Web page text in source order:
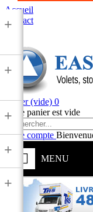
Accueil
Contact
Panier (vide) 0
Votre panier est vide
Votre compte
MENU
+
+
+
+
+